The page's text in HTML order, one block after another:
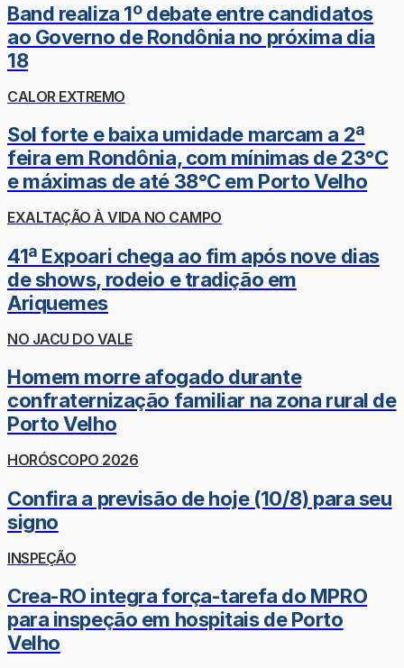
Band realiza 1º debate entre candidatos
ao Governo de Rondônia no próxima dia
18
CALOR EXTREMO
Sol forte e baixa umidade marcam a 2ª
feira em Rondônia, com mínimas de 23°C
e máximas de até 38°C em Porto Velho
EXALTAÇÃO À VIDA NO CAMPO
41ª Expoari chega ao fim após nove dias
de shows, rodeio e tradição em
Ariquemes
NO JACU DO VALE
Homem morre afogado durante
confraternização familiar na zona rural de
Porto Velho
HORÓSCOPO 2026
Confira a previsão de hoje (10/8) para seu
signo
INSPEÇÃO
Crea-RO integra força-tarefa do MPRO
para inspeção em hospitais de Porto
Velho